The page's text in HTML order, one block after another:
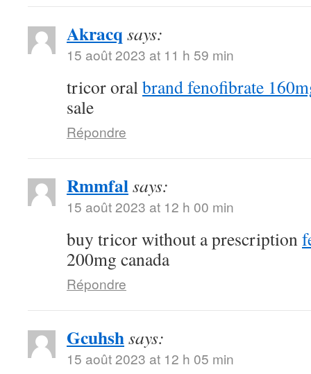
Akracq says:
15 août 2023 at 11 h 59 min
tricor oralbrand fenofibrate
sale
Répondre
Rmmfalsays:
15 août 2023 at 12 h 00 min
buy tricor without a prescription
200mg canada
Répondre
Gcuhshsays:
15 août 2023 at 12 h 05 min